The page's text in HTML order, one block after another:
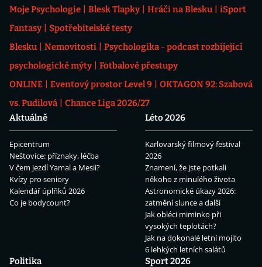
Moje Psychologie Blesk Tlapky Hráči na Blesku
iSport
Fantasy
Spotřebitelské testy
Blesku
Nemovitosti
Psychologika - podcast rozbíjející
psychologické mýty
Fotbalové přestupy
ONLINE
Eventový prostor Level 9
OKTAGON 92: Szabová
vs. Pudilová
Chance Liga 2026/27
Aktuálně
Epicentrum
Neštovice: příznaky, léčba
V čem jezdí Yamal a Mesii?
Kvízy pro seniory
Kalendář úplňků 2026
Co je bodycount?
Léto 2026
Karlovarský filmový festival
2026
Znamení, že jste potkali
někoho z minulého života
Astronomické úkazy 2026:
zatmění slunce a další
Jak obléci miminko při
vysokých teplotách?
Jak na dokonalé letní mojito
6 lehkých letních salátů
Politika
Sport 2026